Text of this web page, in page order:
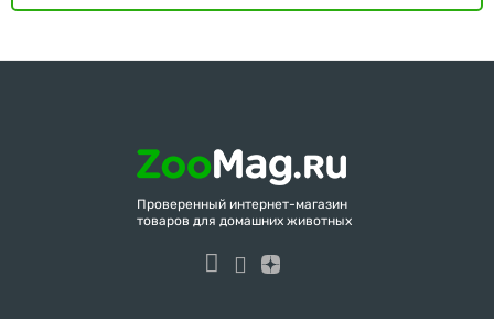
Проверенный интернет-магазин
товаров для домашних животных